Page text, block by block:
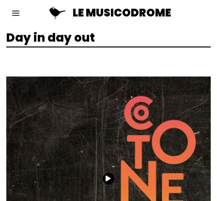
LE MUSICODROME
Day in day out